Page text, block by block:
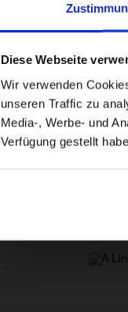
Diese Webseite
Wir verwenden
unseren Traffic zu
Media-, Werbe- und
Verfügung gestellt